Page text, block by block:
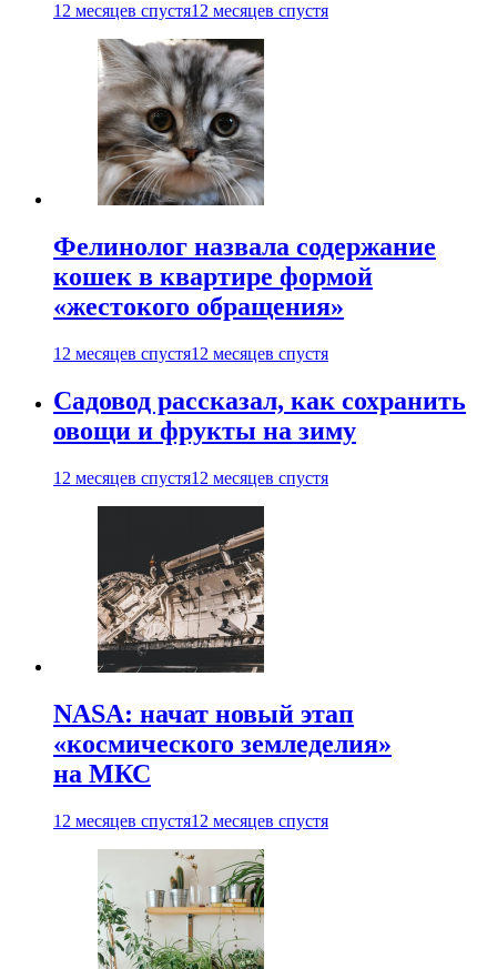
12 месяцев спустя12 месяцев спустя
Фелинолог назвала содержание
кошек в квартире формой
«жестокого обращения»
12 месяцев спустя12 месяцев спустя
Садовод рассказал, как сохранить
овощи и фрукты на зиму
12 месяцев спустя12 месяцев спустя
NASA: начат новый этап
«космического земледелия»
на МКС
12 месяцев спустя12 месяцев спустя